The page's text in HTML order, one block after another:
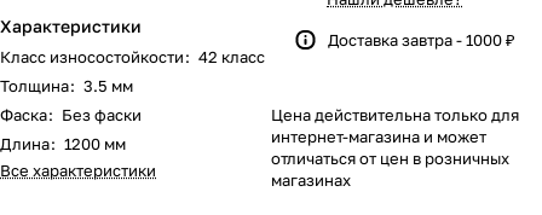
Характеристики
Класс износостойкости: 42 класс
Толщина: 3.5 мм
Фаска: Без фаски
Длина: 1200 мм
Все характеристики
Доставка завтра - 1000 ₽
Цена действительна только для
интернет-магазина и может
отличаться от цен в розничных
магазинах